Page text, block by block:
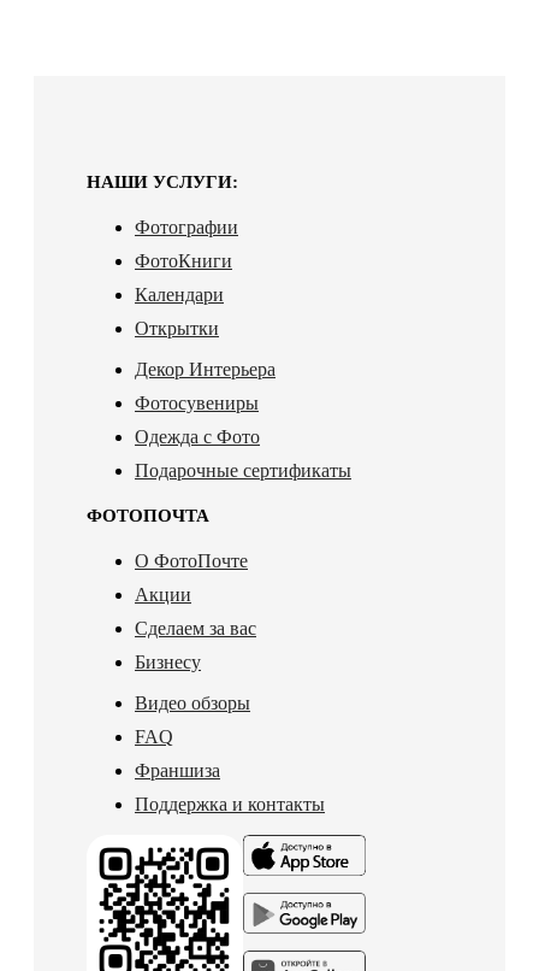
НАШИ УСЛУГИ:
Фотографии
ФотоКниги
Календари
Открытки
Декор Интерьера
Фотосувениры
Одежда с Фото
Подарочные сертификаты
ФОТОПОЧТА
О ФотоПочте
Акции
Сделаем за вас
Бизнесу
Видео обзоры
FAQ
Франшиза
Поддержка и контакты